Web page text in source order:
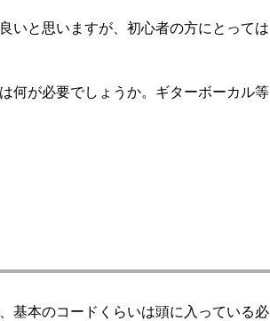
いと思いますが、初心者の方にとっては
何が必要でしょうか。ギターボーカル等
基本のコードくらいは頭に入っている必